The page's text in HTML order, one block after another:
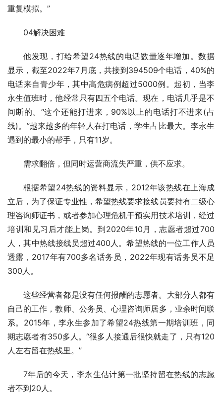
重复模拟。”
04解决困难
他发现，打给希望24热线的电话数量逐年增加。数据
显示，截至2022年7月底，共接到394509个电话，40%的
电话来自青少年，其中高危病例超过5000例。起初，当李
永生值班时，他经常只有四五个电话。现在，电话几乎是不
间断的。“这个还能打进来，90%以上的电话打不进来(占
线)。”越来越多的年轻人在打电话，学生占比最大。李永生
遇到的最小的帮手，只有11岁。
需求翻倍，但同时运营商流失严重，供不应求。
根据希望24热线的资料显示，2012年该热线在上海成
立后，为了保证专业性，希望热线要求接线员要持有二级心
理咨询师证书，或者参加心理危机干预实用技术培训，经过
培训和见习后才能上岗。到2020年10月，志愿者超过700
人，其中热线接线员超过400人。希望热线的一位工作人员
透露，2017年有700多名话务员，2022年现有话务员不足
300人。
这些经营者都是没有任何报酬的志愿者。大部分人都有
自己的工作，教师、公务员、心理咨询师居多，业余时间联
系。2015年，李永生参加了希望24热线第一期培训班，同
期志愿者有350多人。“很多人接通后很快就走了，只有120
人左右留在热线里。”
7年后的今天，李永生估计第一批坚持留在热线的志愿
者不到20人。